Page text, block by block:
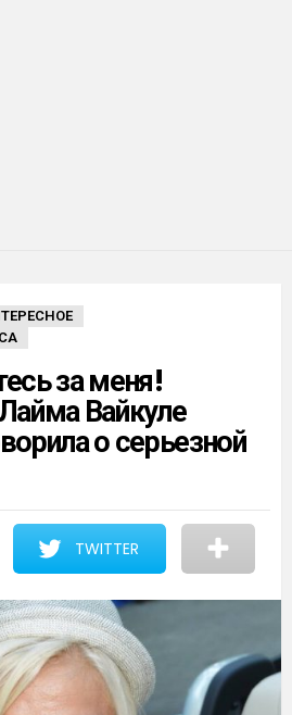
за меня!
Вайкуле
о серьезной
TWITTER